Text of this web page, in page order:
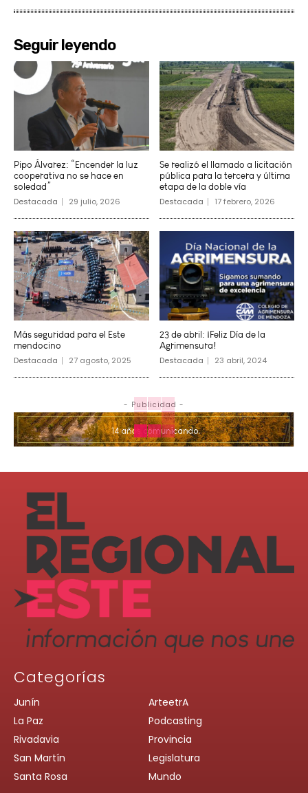
Seguir leyendo
Pipo Álvarez: “Encender la luz
cooperativa no se hace en
soledad”
Destacada 29 julio, 2026
Se realizó el llamado a licitación
pública para la tercera y última
etapa de la doble vía
Destacada 17 febrero, 2026
Más seguridad para el Este
mendocino
Destacada 27 agosto, 2025
23 de abril: ¡Feliz Día de la
Agrimensura!
Destacada 23 abril, 2024
- Publicidad -
Categorías
Junín
La Paz
Rivadavia
San Martín
Santa Rosa
ArteetrA
Podcasting
Provincia
Legislatura
Mundo